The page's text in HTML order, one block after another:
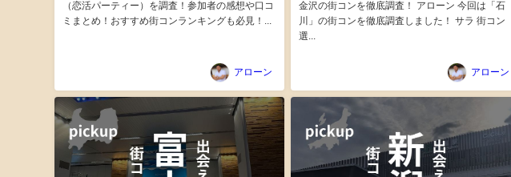
（恋活パーティー）を調査！参加者の感想や口コ
ミまとめ！おすすめ街コンランキングも必見！...
アローン
金沢の街コンを徹底調査！ アローン 今回は「石
川」の街コンを徹底調査しました！ サラ 街コン
選...
アローン